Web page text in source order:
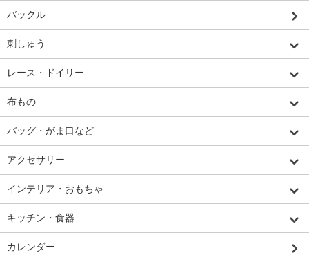
バックル
刺しゅう
レース・ドイリー
布もの
バッグ・がま口など
アクセサリー
インテリア・おもちゃ
キッチン・食器
カレンダー